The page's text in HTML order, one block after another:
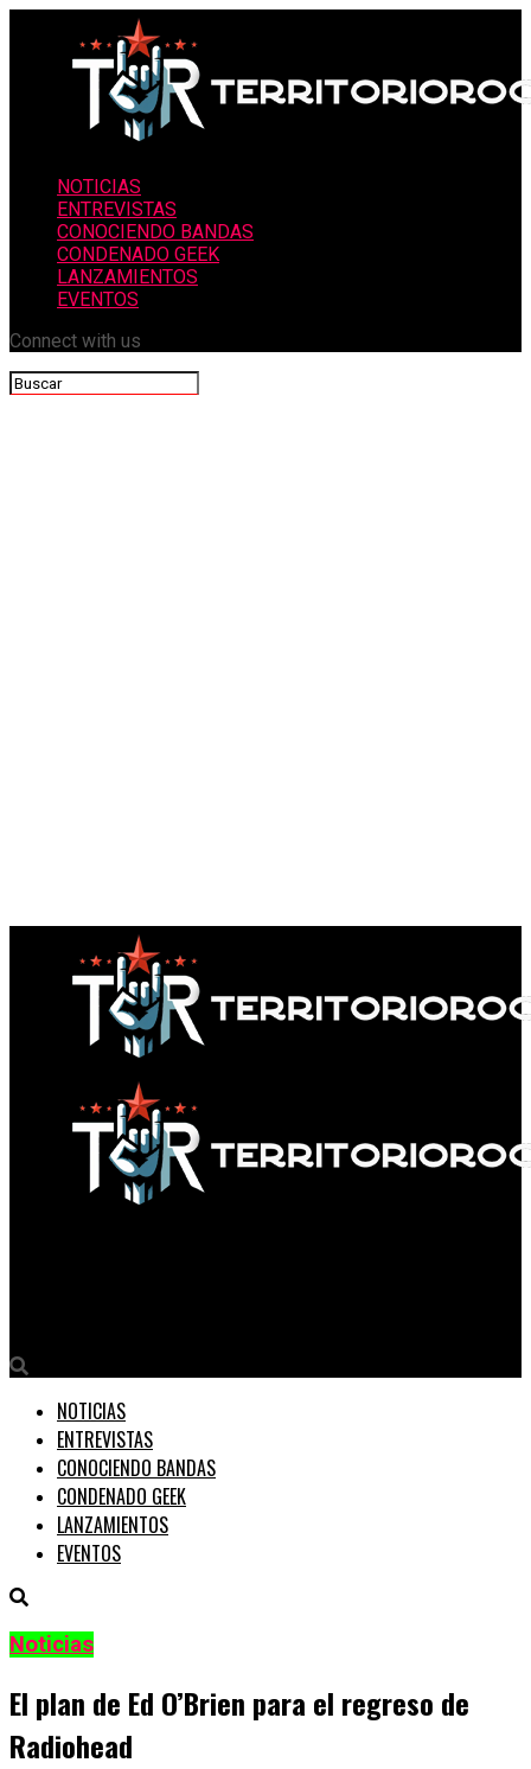
NOTICIAS
ENTREVISTAS
CONOCIENDO BANDAS
CONDENADO GEEK
LANZAMIENTOS
EVENTOS
Connect with us
NOTICIAS
ENTREVISTAS
CONOCIENDO BANDAS
CONDENADO GEEK
LANZAMIENTOS
EVENTOS
Noticias
El plan de Ed O’Brien para el regreso de
Radiohead